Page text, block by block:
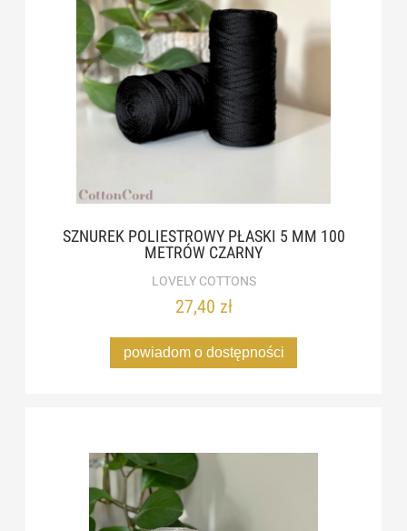
SZNUREK POLIESTROWY PŁASKI 5 MM 100
METRÓW CZARNY
LOVELY COTTONS
27,40 zł
powiadom o dostępności